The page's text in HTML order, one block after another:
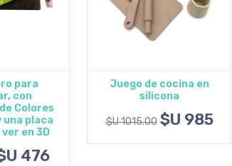
carrito
para
con
Colores
placa
en 3D
476
Agregar al carrito
Juego de cocina en
silicona
$U 1015.00 $U 985